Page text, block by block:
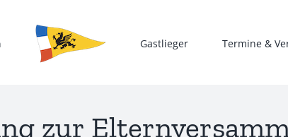
Gastlieger Termine &
zur